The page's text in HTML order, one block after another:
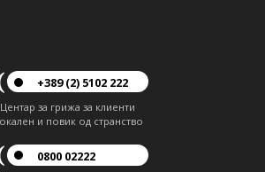
+389 (2) 5102 222
Центар за грижа за клиенти
и повик од странство
0800 02222